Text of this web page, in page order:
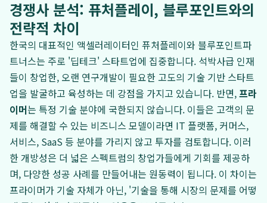
경쟁사 분석: 퓨처플레이, 블루포인트와의
전략적 차이
한국의 대표적인 액셀러레이터인 퓨처플레이와 블루포인트파
트너스는 주로 '딥테크' 스타트업에 집중합니다. 석박사급 인재
들이 창업한, 오랜 연구개발이 필요한 고도의 기술 기반 스타트
업을 발굴하고 육성하는 데 강점을 가지고 있습니다. 반면,프라
이머는 특정 기술 분야에 국한되지 않습니다. 이들은 고객의 문
제를 해결할 수 있는 비즈니스 모델이라면 IT 플랫폼, 커머스,
서비스, SaaS 등 분야를 가리지 않고 투자를 검토합니다. 이러
한 개방성은 더 넓은 스펙트럼의 창업가들에게 기회를 제공하
며, 다양한 성공 사례를 만들어내는 원동력이 됩니다. 이 차이는
프라이머가 기술 자체가 아닌, '기술을 통해 시장의 문제를 어떻